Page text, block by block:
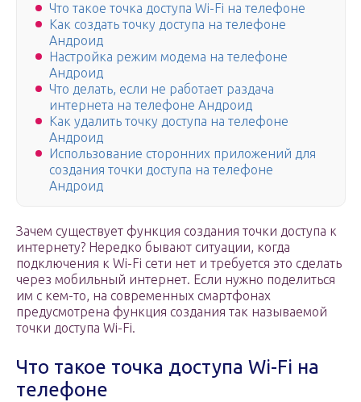
Что такое точка доступа Wi-Fi на телефоне
Как создать точку доступа на телефоне
Андроид
Настройка режим модема на телефоне
Андроид
Что делать, если не работает раздача
интернета на телефоне Андроид
Как удалить точку доступа на телефоне
Андроид
Использование сторонних приложений для
создания точки доступа на телефоне
Андроид
Зачем существует функция создания точки доступа к
интернету? Нередко бывают ситуации, когда
подключения к Wi-Fi сети нет и требуется это сделать
через мобильный интернет. Если нужно поделиться
им с кем-то, на современных смартфонах
предусмотрена функция создания так называемой
точки доступа Wi-Fi.
Что такое точка доступа Wi-Fi на
телефоне